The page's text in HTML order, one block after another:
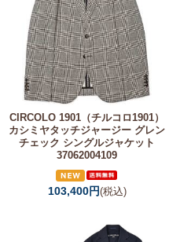
CIRCOLO 1901（チルコロ1901）
カシミヤタッチジャージー グレン
チェック シングルジャケット
37062004109
103,400円(税込)